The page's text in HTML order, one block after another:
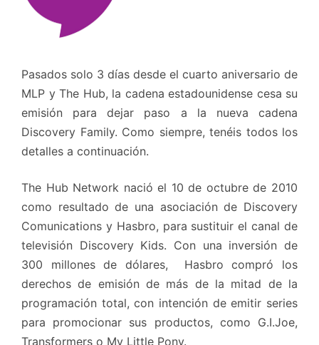
Pasados solo 3 días desde el cuarto aniversario de
MLP y The Hub, la cadena estadounidense cesa su
emisión para dejar paso a la nueva cadena
Discovery Family. Como siempre, tenéis todos los
detalles a continuación.
The Hub Network nació el 10 de octubre de 2010
como resultado de una asociación de Discovery
Comunications y Hasbro, para sustituir el canal de
televisión Discovery Kids. Con una inversión de
300 millones de dólares, Hasbro compró los
derechos de emisión de más de la mitad de la
programación total, con intención de emitir series
para promocionar sus productos, como G.I.Joe,
Transformers o My Little Pony.